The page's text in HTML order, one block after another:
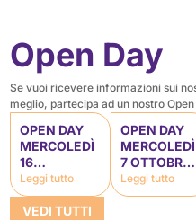
Open Day
Se vuoi ricevere informazioni sui
meglio, partecipa ad un nostro Open
OPEN DAY
MERCOLEDÌ
16
SETTEMBRE:
16:30 – 18:00
(SCANDICCI)
Leggi tutto
OPEN DAY
MERCOLEDÌ
7 OTTOBRE:
16:30 –
18:00
Leggi tutto
VEDI TUTTI